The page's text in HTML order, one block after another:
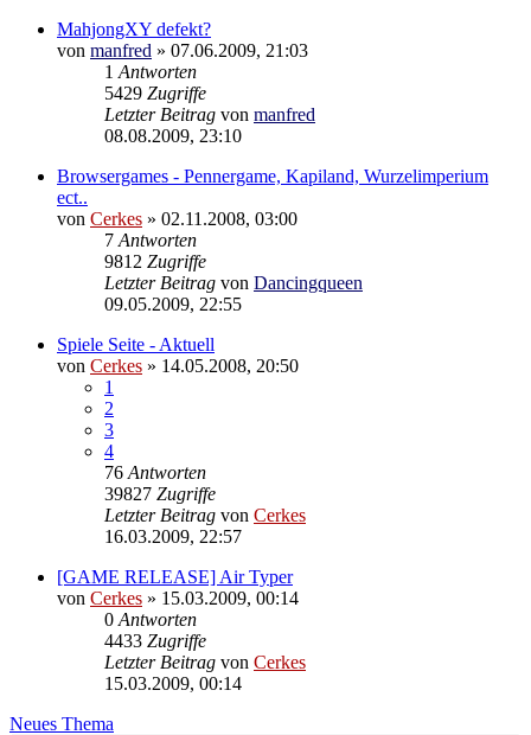
MahjongXY defekt?
von manfred » 07.06.2009, 21:03
1 Antworten
5429 Zugriffe
Letzter Beitrag von manfred
08.08.2009, 23:10
Browsergames - Pennergame, Kapiland, Wurzelimperium
ect..
von Cerkes » 02.11.2008, 03:00
7 Antworten
9812 Zugriffe
Letzter Beitrag von Dancingqueen
09.05.2009, 22:55
Spiele Seite - Aktuell
von Cerkes » 14.05.2008, 20:50
1
2
3
4
76 Antworten
39827 Zugriffe
Letzter Beitrag von Cerkes
16.03.2009, 22:57
[GAME RELEASE] Air Typer
von Cerkes » 15.03.2009, 00:14
0 Antworten
4433 Zugriffe
Letzter Beitrag von Cerkes
15.03.2009, 00:14
Neues Thema